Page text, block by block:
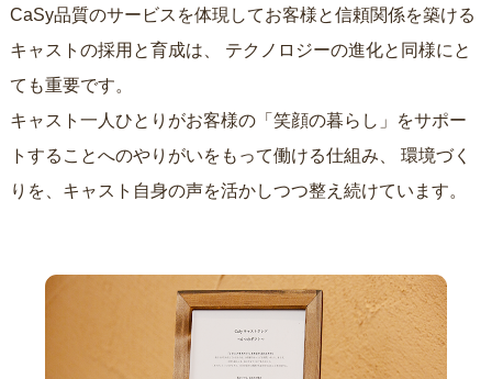
CaSy品質のサービスを体現してお客様と信頼関係を築ける
キャストの採用と育成は、
ても重要です。
キャスト一人ひとりがお客様の「笑顔の暮らし」をサポー
トすることへのやりがいをもって働ける仕組み、
りを、キャスト自身の声を活かしつつ整え続けています。